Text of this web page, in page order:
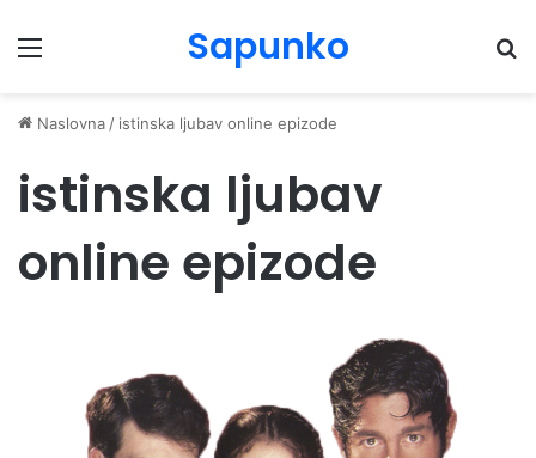
Menu Sapunko
Naslovna / istinska ljubav online epizode
istinska ljubav
online epizode